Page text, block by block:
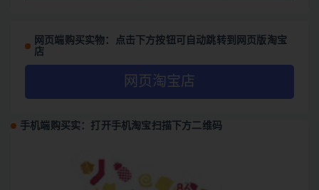
网页端购买实物：点击下方按钮可自动跳转到网页版淘宝
店
网页淘宝店
手机端购买实：打开手机淘宝扫描下方二维码